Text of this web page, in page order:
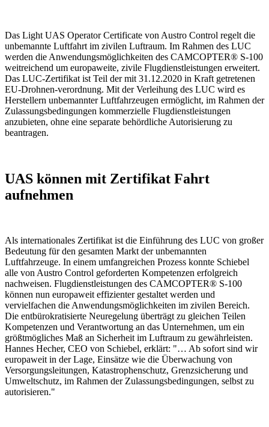
Das Light UAS Operator Certificate von Austro Control regelt die
unbemannte Luftfahrt im zivilen Luftraum. Im Rahmen des LUC
werden die Anwendungsmöglichkeiten des CAMCOPTER® S-100
weitreichend um europaweite, zivile Flugdienstleistungen erweitert.
Das LUC-Zertifikat ist Teil der mit 31.12.2020 in Kraft getretenen
EU-Drohnen-verordnung. Mit der Verleihung des LUC wird es
Herstellern unbemannter Luftfahrzeugen ermöglicht, im Rahmen der
Zulassungsbedingungen kommerzielle Flugdienstleistungen
anzubieten, ohne eine separate behördliche Autorisierung zu
beantragen.
UAS können mit Zertifikat Fahrt
aufnehmen
Als internationales Zertifikat ist die Einführung des LUC von großer
Bedeutung für den gesamten Markt der unbemannten
Luftfahrzeuge. In einem umfangreichen Prozess konnte Schiebel
alle von Austro Control geforderten Kompetenzen erfolgreich
nachweisen. Flugdienstleistungen des CAMCOPTER® S-100
können nun europaweit effizienter gestaltet werden und
vervielfachen die Anwendungsmöglichkeiten im zivilen Bereich.
Die entbürokratisierte Neuregelung überträgt zu gleichen Teilen
Kompetenzen und Verantwortung an das Unternehmen, um ein
größtmögliches Maß an Sicherheit im Luftraum zu gewährleisten.
Hannes Hecher, CEO von Schiebel, erklärt: "… Ab sofort sind wir
europaweit in der Lage, Einsätze wie die Überwachung von
Versorgungsleitungen, Katastrophenschutz, Grenzsicherung und
Umweltschutz, im Rahmen der Zulassungsbedingungen, selbst zu
autorisieren."